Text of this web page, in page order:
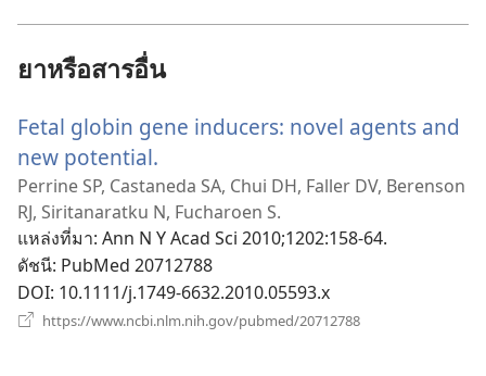
ยาหรือสารอื่น
Fetal globin gene inducers: novel agents and
new potential.
หน้าต่าง
ใหม่)
Perrine SP, Castaneda SA, Chui DH, Faller DV, Berenson
RJ, Siritanaratku N, Fucharoen S.
แหล่งที่มา‎: Ann N Y Acad Sci 2010;1202:158-64.
ดัชนี‎: PubMed 20712788
DOI‎: 10.1111/j.1749-6632.2010.05593.x
https://www.ncbi.nlm.nih.gov/pubmed/20712788